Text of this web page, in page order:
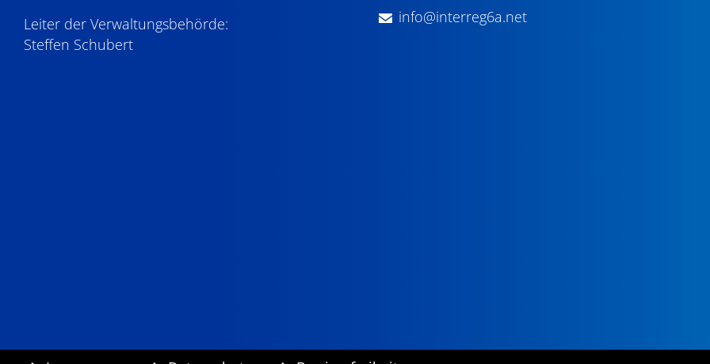
Leiter der Verwaltungsbehörde:
Steffen Schubert
info@interreg6a.net